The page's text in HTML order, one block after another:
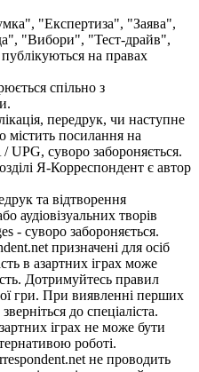
"Експертиза", "Заява",
"Вибори", "Тест-драйв",
на правах
спільно з
передрук, чи наступне
містить посилання на
UPG, суворо забороняється.
Я-Корреспондент є автор
та відтворення
аудіовізуальних творів
- суворо забороняється.
призначені для осіб
в азартних іграх може
Дотримуйтесь правил
гри. При виявленні перших
до спеціаліста.
іграх не може бути
роботі.
не проводить